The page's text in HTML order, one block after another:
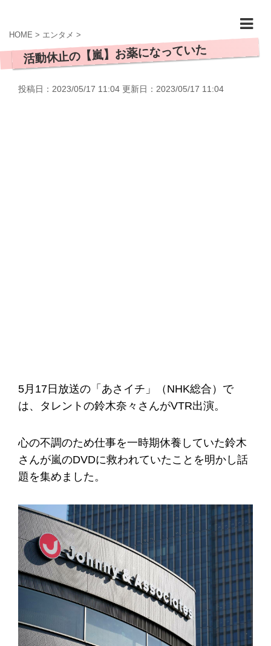
HOME > エンタメ >
活動休止の【嵐】お薬になっていた
投稿日：2023/05/17 11:04 更新日： 2023/05/17 11:04
5月17日放送の「あさイチ」（NHK総合）で
は、タレントの鈴木奈々さんがVTR出演。
心の不調のため仕事を一時期休養していた鈴木
さんが嵐のDVDに救われていたことを明かし話
題を集めました。